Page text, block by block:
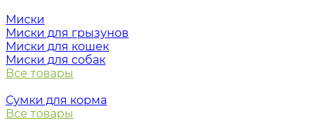
Миски
Миски для грызунов
Миски для кошек
Миски для собак
Все товары
Сумки для корма
Все товары